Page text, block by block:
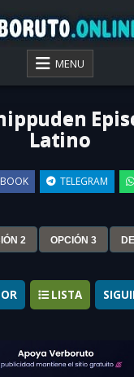
ONLINE
MENU
Latino
TELEGRAM
2 OPCIÓN 3
▶
LISTA